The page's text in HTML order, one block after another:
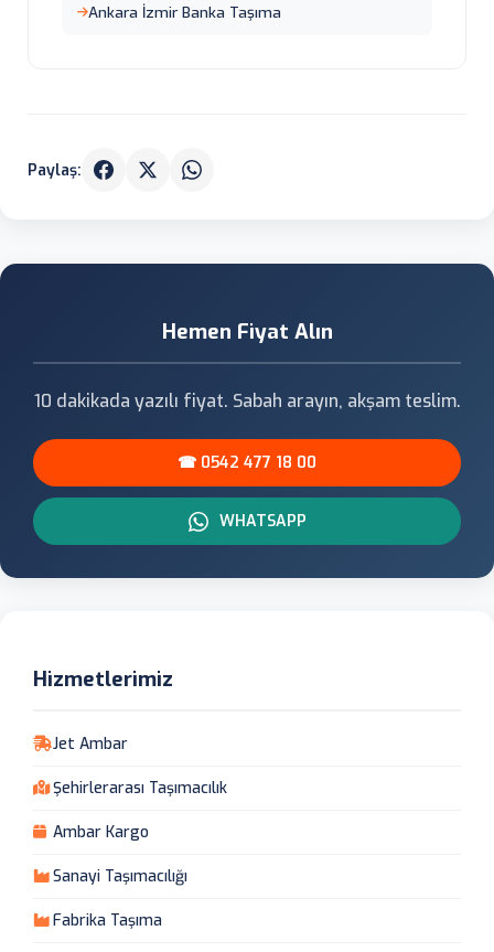
Ankara İzmir Banka Taşıma
Paylaş:
Hemen Fiyat Alın
10 dakikada yazılı fiyat. Sabah arayın, akşam teslim.
☎ 0542 477 18 00
WHATSAPP
Hizmetlerimiz
Jet Ambar
Şehirlerarası Taşımacılık
Ambar Kargo
Sanayi Taşımacılığı
Fabrika Taşıma